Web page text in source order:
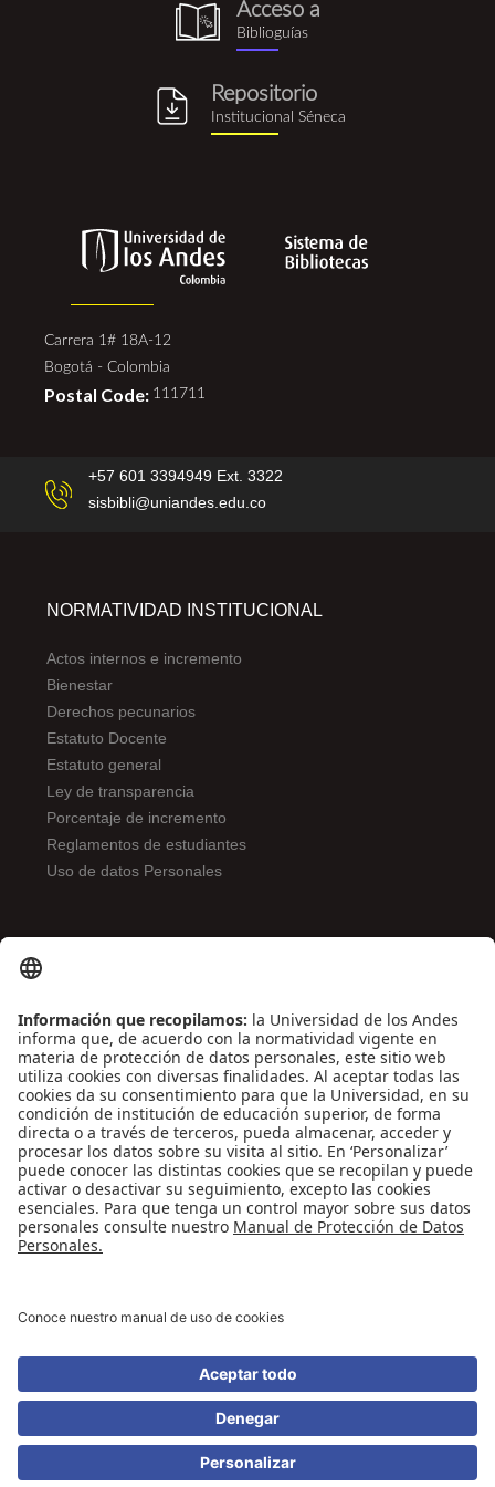
biblioguia.png
Acceso a
Biblioguías
Repositorio
Institucional Séneca
Carrera 1# 18A-12
Bogotá - Colombia
Postal Code: 111711
+57 601 3394949 Ext. 3322
sisbibli@uniandes.edu.co
NORMATIVIDAD INSTITUCIONAL
Actos internos e incremento
Bienestar
Derechos pecunarios
Estatuto Docente
Estatuto general
Ley de transparencia
Porcentaje de incremento
Reglamentos de estudiantes
Uso de datos Personales
Contáctenos
Biblioguías
Preguntas frecuentes
Capacitación
Directrices
Entretenimiento
Compra de libros y material audiovisual
Reconocimiento como Universidad: Decreto 1297 del 30 de mayo de 1964.
Reconocimiento personería jurídica: Resolución 28 del 23 de febrero de 1949